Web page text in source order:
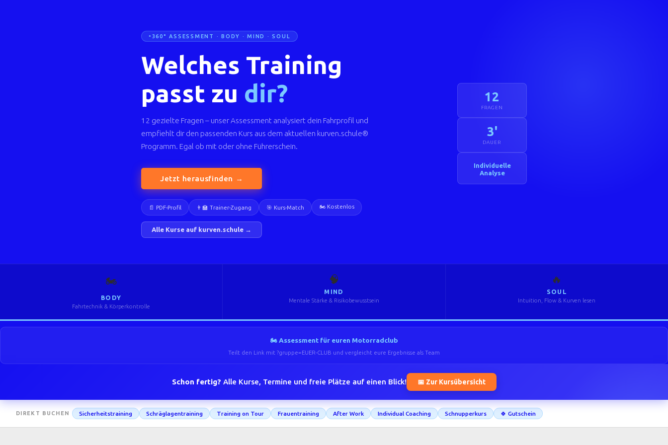
360° ASSESSMENT · BODY · MIND · SOUL
Welches Training
passt zu dir?
12 gezielte Fragen – unser Assessment analysiert dein Fahrprofil und
empfiehlt dir den passenden Kurs aus dem aktuellen kurven.schule®
Programm. Egal ob mit oder ohne Führerschein.
Jetzt herausfinden →
📄 PDF-Profil 👨‍🏫 Trainer-Zugang 🎯 Kurs-Match 🏍️ Kostenlos
Alle Kurse auf kurven.schule →
12
FRAGEN
3'
DAUER
Individuelle
Analyse
🏍️
BODY
Fahrtechnik & Körperkontrolle
🧠
MIND
Mentale Stärke & Risikobewusstsein
🔥
SOUL
Intuition, Flow & Kurven lesen
🏍️ Assessment für euren Motorradclub
Teilt den Link mit ?gruppe=EUER-CLUB und vergleicht eure Ergebnisse als Team
Schon fertig? Alle Kurse, Termine und freie Plätze auf einen Blick! 📅 Zur Kursübersicht
DIREKT BUCHEN Sicherheitstraining Schräglagentraining Training on Tour Frauentraining After Work Individual Coaching Schnupperkurs 🍀 Gutschein